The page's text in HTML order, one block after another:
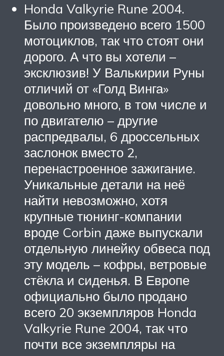
Honda Valkyrie Rune 2004.
Было произведено всего 1500
мотоциклов, так что стоят они
дорого. А что вы хотели –
эксклюзив! У Валькирии Руны
отличий от «Голд Винга»
довольно много, в том числе и
по двигателю – другие
распредвалы, 6 дроссельных
заслонок вместо 2,
перенастроенное зажигание.
Уникальные детали на неё
найти невозможно, хотя
крупные тюнинг-компании
вроде Corbin даже выпускали
отдельную линейку обвеса под
эту модель – кофры, ветровые
стёкла и сиденья. В Европе
официально было продано
всего 20 экземпляров Honda
Valkyrie Rune 2004, так что
почти все экземпляры на